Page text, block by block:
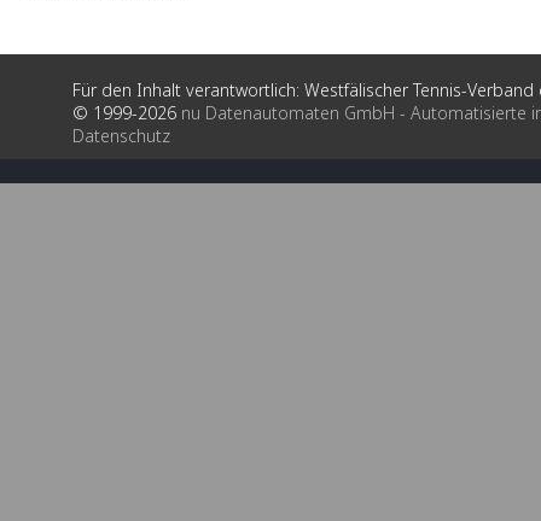
Für den Inhalt verantwortlich: Westfälischer Tennis-Verband
© 1999-2026 nu Datenautomaten GmbH - Automatisierte
Datenschutz